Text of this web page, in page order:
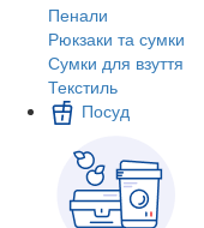
Пенали
Рюкзаки та сумки
Сумки для взуття
Текстиль
Посуд